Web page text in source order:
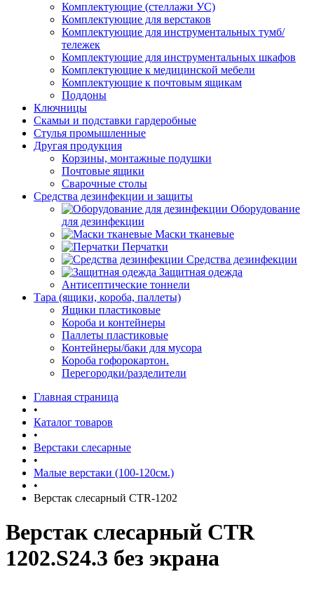
Комплектующие (стеллажи УС)
Комплектующие для верстаков
Комплектующие для инструментальных тумб/
тележек
Комплектующие для инструментальных шкафов
Комплектующие к медицинской мебели
Комплектующие к почтовым ящикам
Поддоны
Ключницы
Скамьи и подставки гардеробные
Стулья промышленные
Другая продукция
Корзины, монтажные подушки
Почтовые ящики
Сварочные столы
Средства дезинфекции и защиты
Оборудование
для дезинфекции
Маски тканевые
Перчатки
Средства дезинфекции
Защитная одежда
Антисептические тоннели
Тара (ящики, короба, паллеты)
Ящики пластиковые
Короба и контейнеры
Паллеты пластиковые
Контейнеры/баки для мусора
Короба гофорокартон.
Перегородки/разделители
Главная страница
•
Каталог товаров
•
Верстаки слесарные
•
Малые верстаки (100-120см.)
•
Верстак слесарный CTR-1202
Верстак слесарный CTR
1202.S24.3 без экрана